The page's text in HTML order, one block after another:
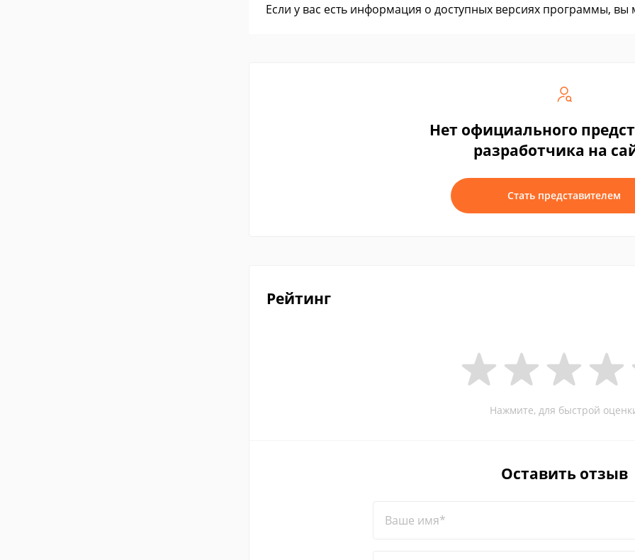
Если у вас есть информация о доступных версиях программы,
Нет официального
разработчика на
Стать представителем
Рейтинг
Нажмите, для быстрой
Оставить отзыв
Ваше имя*